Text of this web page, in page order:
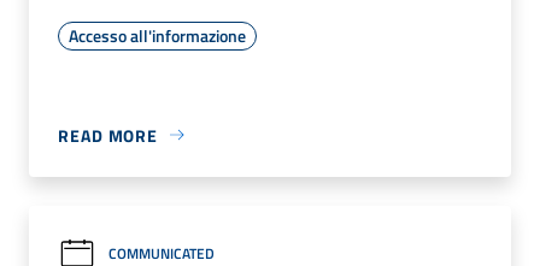
Accesso all'informazione
READ MORE
COMMUNICATED